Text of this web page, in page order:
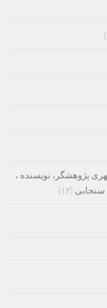
پژوهشگر، نویسنده ،
سنجابی (۱۲)